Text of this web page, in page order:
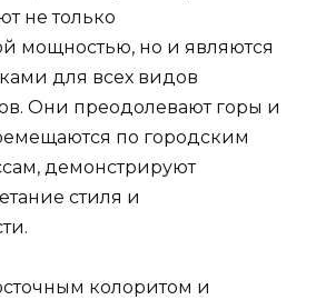
не только
мощностью, но и являются
для всех видов
Они преодолевают горы и
по городским
демонстрируют
стиля и
колоритом и